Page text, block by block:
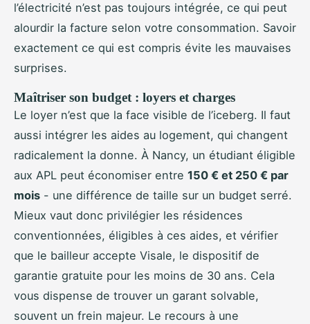
l’électricité n’est pas toujours intégrée, ce qui peut
alourdir la facture selon votre consommation. Savoir
exactement ce qui est compris évite les mauvaises
surprises.
Maîtriser son budget : loyers et charges
Le loyer n’est que la face visible de l’iceberg. Il faut
aussi intégrer les aides au logement, qui changent
radicalement la donne. À Nancy, un étudiant éligible
aux APL peut économiser entre 150 € et 250 € par
mois - une différence de taille sur un budget serré.
Mieux vaut donc privilégier les résidences
conventionnées, éligibles à ces aides, et vérifier
que le bailleur accepte Visale, le dispositif de
garantie gratuite pour les moins de 30 ans. Cela
vous dispense de trouver un garant solvable,
souvent un frein majeur. Le recours à une